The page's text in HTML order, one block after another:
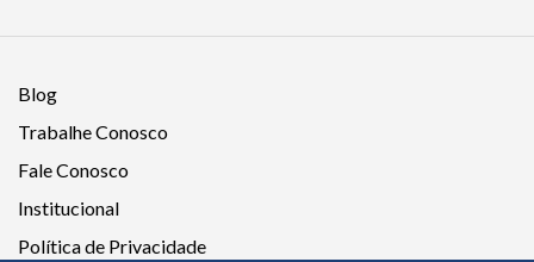
Blog
Trabalhe Conosco
Fale Conosco
Institucional
Política de Privacidade